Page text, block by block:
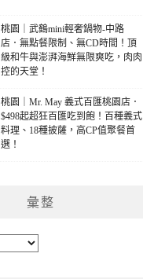
桃園｜武鶴mini輕奢鍋物-中路
店．無點餐限制、無CD時間！頂
級和牛與澎湃海鮮無限爽吃，肉肉
控的天堂！
桃園｜Mr. May 義式百匯桃園店．
$498起超狂百匯吃到飽！百種義式
料理、18種披薩，高CP值聚餐首
選！
彙整